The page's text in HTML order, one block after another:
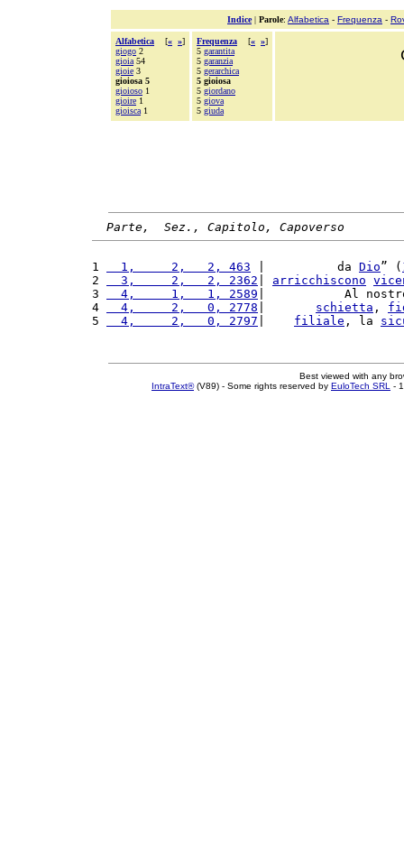
Indice| Parole: Alfabetica - Frequenza -
Alfabetica [« »]
giogo 2
gioia 54
gioie 3
gioiosa 5
gioioso 1
gioire 1
gioisca 1
Frequenza [« »]
5 garantita
5 garanzia
5 gerarchica
5 gioiosa
5 giordano
5 giova
5 giuda
Parte,  Sez., Capitolo, Capoverso
1
  1,     2,   2, 463
|          da Dio” (
2
  3,     2,   2, 2362
arricchiscono
3
  4,     1,   1, 2589
|           Al
4
  4,     2,   0, 2778
schietta ,
5
  4,     2,   0, 2797
filiale , la
Best viewed with any
IntraText®(V89) - Some rights reserved by EuloTech SRL -